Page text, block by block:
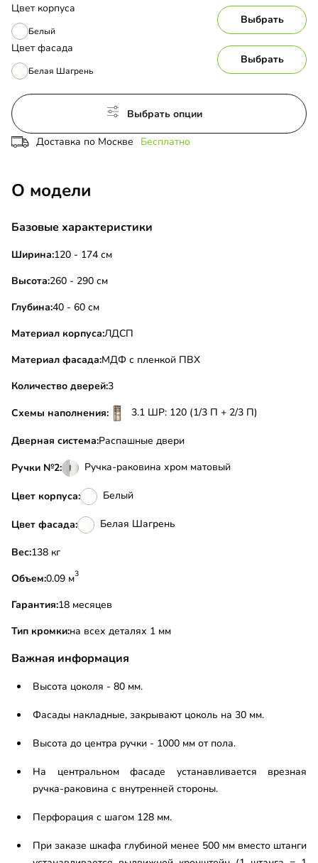
Цвет корпуса
Белый
Выбрать
Цвет фасада
Белая Шагрень
Выбрать
Выбрать опции
Доставка по Москве Бесплатно
О модели
Базовые характеристики
Ширина:120 - 174 см
Высота:260 - 290 см
Глубина:40 - 60 см
Материал корпуса:ЛДСП
Материал фасада:МДФ с пленкой ПВХ
Количество дверей:3
Схемы наполнения: 3.1 ШР: 120 (1/3 П + 2/3 П)
Дверная система:Распашные двери
Ручки №2: Ручка-раковина хром матовый
Цвет корпуса: Белый
Цвет фасада: Белая Шагрень
Вес:
138 кг
Объем:
0.09 м3
Гарантия:18 месяцев
Тип кромки:на всех деталях 1 мм
Важная информация
Высота цоколя - 80 мм.
Фасады накладные, закрывают цоколь на 30 мм.
Высота до центра ручки - 1000 мм от пола.
На центральном фасаде устанавливается врезная
ручка-раковина с внутренней стороны.
Перфорация с шагом 128 мм.
При заказе шкафа глубиной менее 500 мм вместо штанги